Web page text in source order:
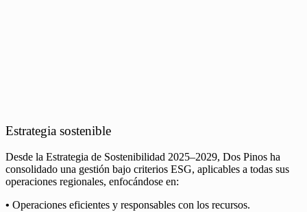
Estrategia sostenible
Desde la Estrategia de Sostenibilidad 2025–2029, Dos Pinos ha
consolidado una gestión bajo criterios ESG, aplicables a todas sus
operaciones regionales, enfocándose en:
• Operaciones eficientes y responsables con los recursos.